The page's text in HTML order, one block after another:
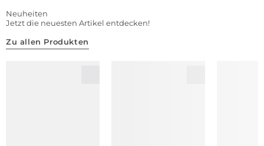
Neuheiten
Jetzt die neuesten Artikel entdecken!
Zu allen Produkten